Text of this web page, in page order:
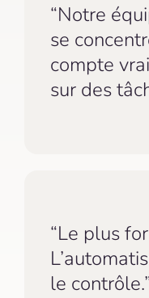
“Notre
se
compte
sur des
“Le plus
le